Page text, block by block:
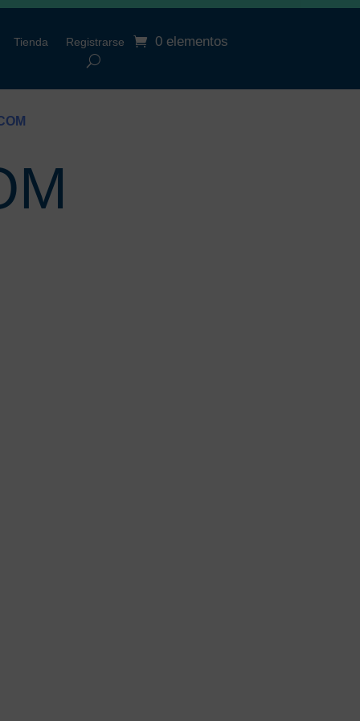
Tienda Registrarse 0 elementos